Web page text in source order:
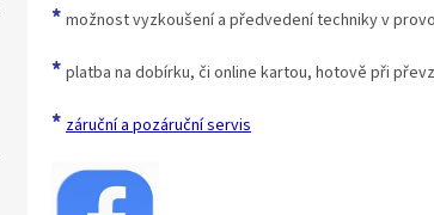
* možnost vyzkoušení a předvedení techniky v
* platba na dobírku, či online kartou, hotově při
* záruční a pozáruční servis